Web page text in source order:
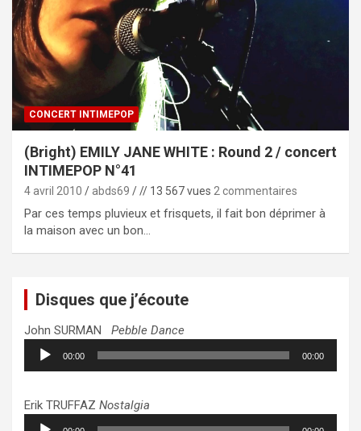
CONCERT INTIMEPOP
(Bright) EMILY JANE WHITE : Round 2 / concert
INTIMEPOP N°41
4 avril 2010 abds69 // 13 567 vues 2 commentaires
Par ces temps pluvieux et frisquets, il fait bon déprimer à
la maison avec un bon…
Disques que j’écoute
John SURMAN Pebble Dance
Lecteur
audio
00:00 00:00
Erik TRUFFAZ Nostalgia
Lecteur